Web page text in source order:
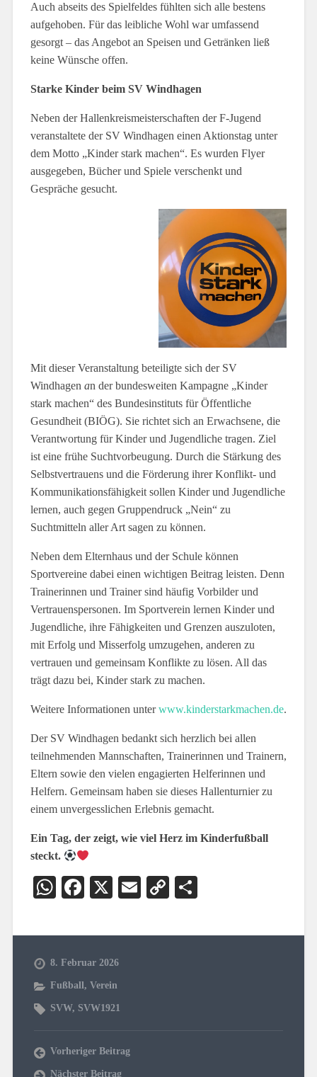
Auch abseits des Spielfeldes fühlten sich alle bestens
aufgehoben. Für das leibliche Wohl war umfassend
gesorgt – das Angebot an Speisen und Getränken ließ
keine Wünsche offen.
Starke Kinder beim SV Windhagen
Neben der Hallenkreismeisterschaften der F-Jugend
veranstaltete der SV Windhagen einen Aktionstag unter
dem Motto „Kinder stark machen“. Es wurden Flyer
ausgegeben, Bücher und Spiele verschenkt und
Gespräche gesucht.
Mit dieser Veranstaltung beteiligte sich der SV
Windhagen an der bundesweiten Kampagne „Kinder
stark machen“ des Bundesinstituts für Öffentliche
Gesundheit (BIÖG). Sie richtet sich an Erwachsene, die
Verantwortung für Kinder und Jugendliche tragen. Ziel
ist eine frühe Suchtvorbeugung. Durch die Stärkung des
Selbstvertrauens und die Förderung ihrer Konflikt- und
Kommunikationsfähigkeit sollen Kinder und Jugendliche
lernen, auch gegen Gruppendruck „Nein“ zu
Suchtmitteln aller Art sagen zu können.
Neben dem Elternhaus und der Schule können
Sportvereine dabei einen wichtigen Beitrag leisten. Denn
Trainerinnen und Trainer sind häufig Vorbilder und
Vertrauenspersonen. Im Sportverein lernen Kinder und
Jugendliche, ihre Fähigkeiten und Grenzen auszuloten,
mit Erfolg und Misserfolg umzugehen, anderen zu
vertrauen und gemeinsam Konflikte zu lösen. All das
trägt dazu bei, Kinder stark zu machen.
Weitere Informationen unterwww.kinderstarkmachen.de.
Der SV Windhagen bedankt sich herzlich bei allen
teilnehmenden Mannschaften, Trainerinnen und Trainern,
Eltern sowie den vielen engagierten Helferinnen und
Helfern. Gemeinsam haben sie dieses Hallenturnier zu
einem unvergesslichen Erlebnis gemacht.
Ein Tag, der zeigt, wie viel Herz im Kinderfußball
steckt.
WhatsApp
Facebook
X EmailCopy
8. Februar 2026
Fußball, Verein
SVW, SVW1921
Vorheriger Beitrag
Nächster Beitrag